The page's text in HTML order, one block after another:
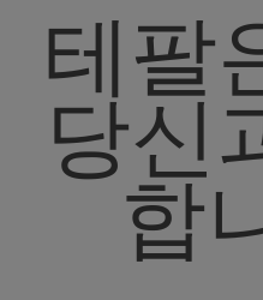
테팔
당신
합